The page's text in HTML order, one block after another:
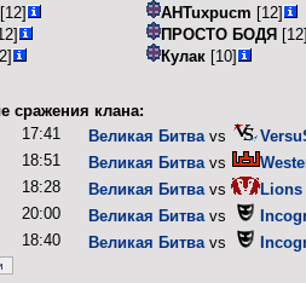
[12]
AHTuxpucm [12]
ПРОСТО БОДЯ [12]
Кулак [10]
сражения клана:
17:41 Великая Битва vs
18:51 Великая Битва vs
18:28 Великая Битва vs Lions
20:00 Великая Битва vs
18:40 Великая Битва vs